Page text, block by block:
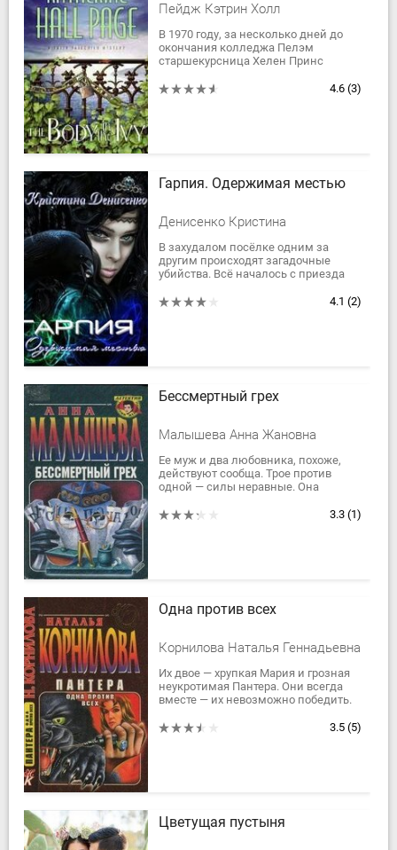
Пейдж Кэтрин Холл
В 1970 году, за несколько дней до
окончания колледжа Пелэм
старшекурсница Хелен Принс
кампуса. Полиция постановила, что
4.6 (3)
Гарпия. Одержимая местью
Денисенко Кристина
В захудалом посёлке одним за
другим происходят загадочные
убийства. Всё началось с приезда
— репетитора французского языка
4.1 (2)
Бессмертный грех
Малышева Анна Жановна
Ее муж и два любовника, похоже,
действуют сообща. Трое против
одной — силы неравные. Она
Выбравшись из одной...
3.3 (1)
Одна против всех
Корнилова Наталья Геннадьевна
Их двое — хрупкая Мария и грозная
неукротимая Пантера. Они всегда
вместе — их невозможно победить.
что у...
3.5 (5)
Цветущая пустыня